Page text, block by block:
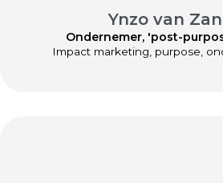
Ynzo van
Ondernemer, 'post-
Impact marketing, purpose,